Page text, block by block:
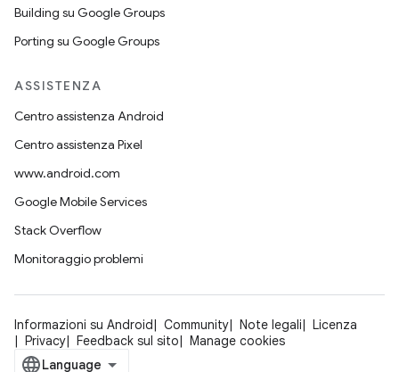
Building su Google Groups
Porting su Google Groups
ASSISTENZA
Centro assistenza Android
Centro assistenza Pixel
www.android.com
Google Mobile Services
Stack Overflow
Monitoraggio problemi
Informazioni su Android Community Note legali
Licenza
Privacy
Feedback sul sito Manage cookies